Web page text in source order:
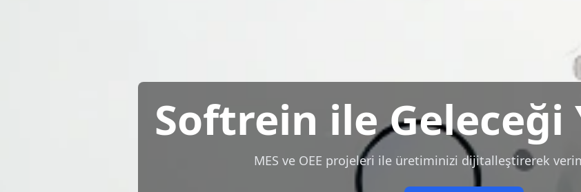
Softrein ile Geleceği
MES ve OEE projeleri ile üretiminizi dijitalleştirerek